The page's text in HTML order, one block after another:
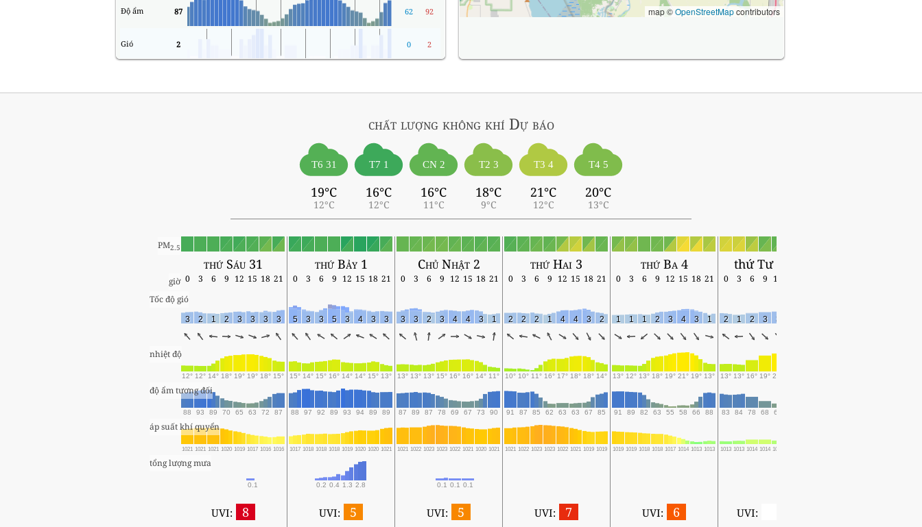
Độ ẩm 87 62 92
Gió 2 0 2
map ©OpenStreetMapcontributors
chất lượng không khí Dự báo
T6 31
19°C
12°C
T7 1
16°C
12°C
CN 2
16°C
11°C
T2 3
18°C
9°C
T3 4
21°C
12°C
T4 5
20°C
13°C
PM2.5
thứ Sáu 31 thứ Bảy 1 Chủ Nhật 2 thứ Hai 3 thứ Ba 4 thứ Tư 5
giờ 0 3 6 9 12 15 18 21 0 3 6 9 12 15 18 21 0 3 6 9 12 15 18 21 0 3 6 9 12 15 18 21 0 3 6 9 12 15 18 21 0 3 6 9 12
Tốc độ gió
3 2 1 2 3 3 3 3 5 3 3 5 3 4 3 3 3 3 2 3 4 4 3 1 2 2 2 1 4 4 3 2 1 1 1 2 3 4 3 1 2 1 2 3 3
nhiệt độ
12° 12° 14° 18° 19° 19° 18° 15° 15° 14° 15° 16° 14° 14° 15° 13° 13° 13° 13° 15° 16° 16° 14° 11° 10° 10° 11° 16° 17° 18° 18° 14° 13° 12° 13° 18° 19° 21° 19° 13° 13° 13° 16° 19° 20°
độ ẩm tương đối
88 93 89 70 65 63 72 87 88 97 92 89 93 94 89 89 87 89 87 78 69 67 73 90 91 87 85 62 63 63 67 85 91 89 82 63 55 58 66 88 83 84 78 68 62
áp suất khí quyển
1021 1021 1021 1020 1019 1017 1016 1016 1017 1018 1018 1018 1019 1020 1020 1021 1021 1022 1023 1023 1022 1021 1020 1021 1021 1022 1023 1023 1022 1021 1019 1019 1019 1019 1018 1018 1017 1014 1013 1013 1013 1013 1014 1014 1014
tổng lượng mưa
0.1 0.2 0.4 1.3 2.8 0.1 0.1 0.1
UVI: 8 UVI: 5 UVI: 5 UVI: 7 UVI: 6 UVI: